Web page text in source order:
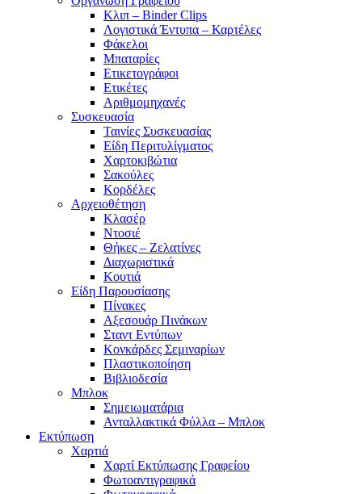
Κλιπ – Binder Clips
Λογιστικά Έντυπα – Καρτέλες
Φάκελοι
Μπαταρίες
Ετικετογράφοι
Ετικέτες
Αριθμομηχανές
Συσκευασία
Ταινίες Συσκευασίας
Είδη Περιτυλίγματος
Χαρτοκιβώτια
Σακούλες
Κορδέλες
Αρχειοθέτηση
Κλασέρ
Ντοσιέ
Θήκες – Ζελατίνες
Διαχωριστικά
Κουτιά
Είδη Παρουσίασης
Πίνακες
Αξεσουάρ Πινάκων
Σταντ Εντύπων
Κονκάρδες Σεμιναρίων
Πλαστικοποίηση
Βιβλιοδεσία
Μπλοκ
Σημειωματάρια
Ανταλλακτικά Φύλλα – Μπλοκ
Εκτύπωση
Χαρτιά
Χαρτί Εκτύπωσης Γραφείου
Φωτοαντιγραφικά